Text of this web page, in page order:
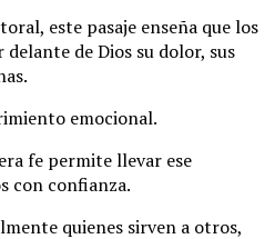
este pasaje enseña que los
de Dios su dolor, sus
emocional.
fe permite llevar ese
con confianza.
quienes sirven a otros,